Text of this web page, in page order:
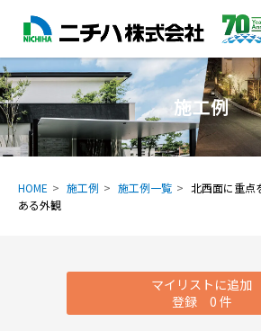
施工例
HOME 施工例 施工例一覧
北西面に重点
ある外観
マイリストに追加
登録 0 件